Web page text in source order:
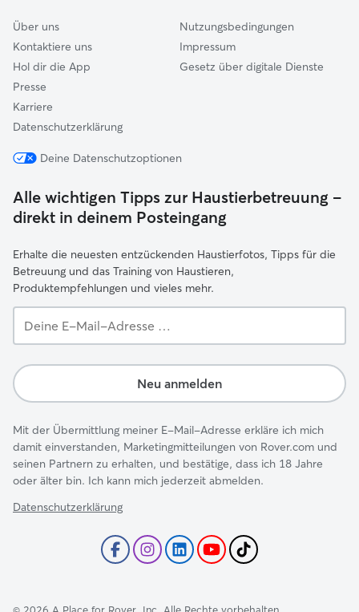
Über uns
Kontaktiere uns
Hol dir die App
Presse
Karriere
Datenschutzerklärung
Nutzungsbedingungen
Impressum
Gesetz über digitale Dienste
Deine Datenschutzoptionen
Alle wichtigen Tipps zur Haustierbetreuung –
direkt in deinem Posteingang
Erhalte die neuesten entzückenden Haustierfotos, Tipps für die
Betreuung und das Training von Haustieren,
Produktempfehlungen und vieles mehr.
E-
Adresse …
Neu anmelden
Mit der Übermittlung meiner E-Mail-Adresse erkläre ich mich
damit einverstanden, Marketingmitteilungen von Rover.com und
seinen Partnern zu erhalten, und bestätige, dass ich 18 Jahre
oder älter bin. Ich kann mich jederzeit abmelden.
Datenschutzerklärung